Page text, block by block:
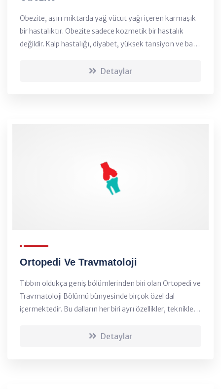
Obezite, aşırı miktarda yağ vücut yağı içeren karmaşık
bir hastalıktır. Obezite sadece kozmetik bir hastalık
değildir. Kalp hastalığı, diyabet, yüksek tansiyon ve bazı
Detaylar
Ortopedi Ve Travmatoloji
Tıbbın oldukça geniş bölümlerinden biri olan Ortopedi ve
Travmatoloji Bölümü bünyesinde birçok özel dal
içermektedir. Bu dalların her biri ayrı özellikler, teknikler
Detaylar